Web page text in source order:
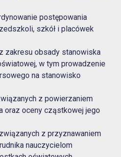
postępowania
szkół i placówek
zakresu obsady stanowiska
w tym prowadzenie
na stanowisko
z powierzaniem
oraz oceny cząstkowej jego
z przyznawaniem
nauczycielom